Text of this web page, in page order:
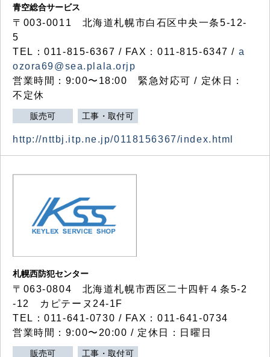
青空総合サービス
〒003-0011 北海道札幌市白石区中央一条5-12-
5
TEL：011-815-6367 / FAX：011-815-6347 / a
ozora69@sea.plala.orjp
営業時間：9:00〜18:00 緊急対応可 / 定休日：
不定休
販売可 工事・取付可
http://nttbj.itp.ne.jp/0118156367/index.html
札幌西防犯センター
〒063-0804 北海道札幌市西区二十四軒４条5-2
-12 カピテーヌ24-1F
TEL：011-641-0730 / FAX：011-641-0734
営業時間：9:00〜20:00 / 定休日：日曜日
販売可 工事・取付可